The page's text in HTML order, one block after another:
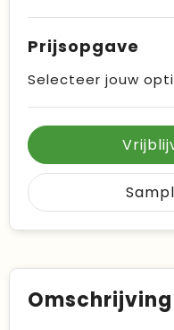
Prijsopgave
Selecteer jouw
Omschrijving